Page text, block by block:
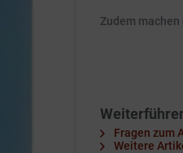
Zudem
Fragen zum
Weitere